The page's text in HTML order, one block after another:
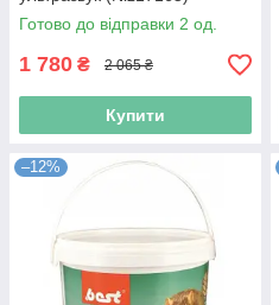
Готово до відправки 2 од.
1 780 ₴ 2 065 ₴
Купити
–12%